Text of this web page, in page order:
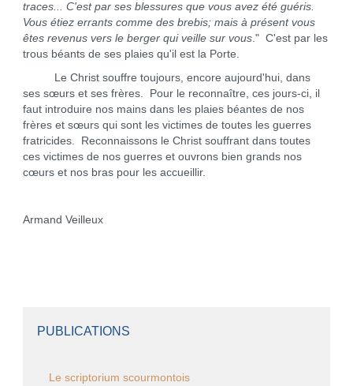
traces... C'est par ses blessures que vous avez été guéris.
Vous étiez errants comme des brebis; mais à présent vous
êtes revenus vers le berger qui veille sur vous." C'est par les
trous béants de ses plaies qu'il est la Porte.
Le Christ souffre toujours, encore aujourd'hui, dans
ses sœurs et ses frères. Pour le reconnaître, ces jours-ci, il
faut introduire nos mains dans les plaies béantes de nos
frères et sœurs qui sont les victimes de toutes les guerres
fratricides. Reconnaissons le Christ souffrant dans toutes
ces victimes de nos guerres et ouvrons bien grands nos
cœurs et nos bras pour les accueillir.
Armand Veilleux
PUBLICATIONS
Le scriptorium scourmontois